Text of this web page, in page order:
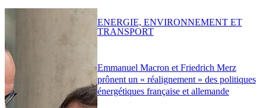
Emmanuel Macron et Friedrich Merz
prônent un « réalignement » des politiques
énergétiques française et allemande
ENERGIE, ENVIRONNEMENT ET
TRANSPORT